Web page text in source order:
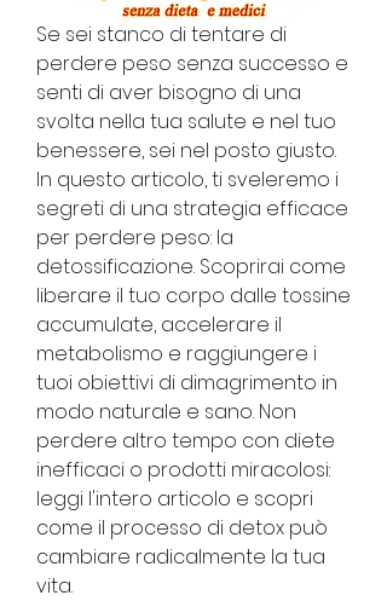
Se sei stanco di tentare di
perdere peso senza successo e
senti di aver bisogno di una
svolta nella tua salute e nel tuo
benessere, sei nel posto giusto.
In questo articolo, ti sveleremo i
segreti di una strategia efficace
per perdere peso: la
detossificazione. Scoprirai come
liberare il tuo corpo dalle tossine
accumulate, accelerare il
metabolismo e raggiungere i
tuoi obiettivi di dimagrimento in
modo naturale e sano. Non
perdere altro tempo con diete
inefficaci o prodotti miracolosi:
leggi l'intero articolo e scopri
come il processo di detox può
cambiare radicalmente la tua
vita.